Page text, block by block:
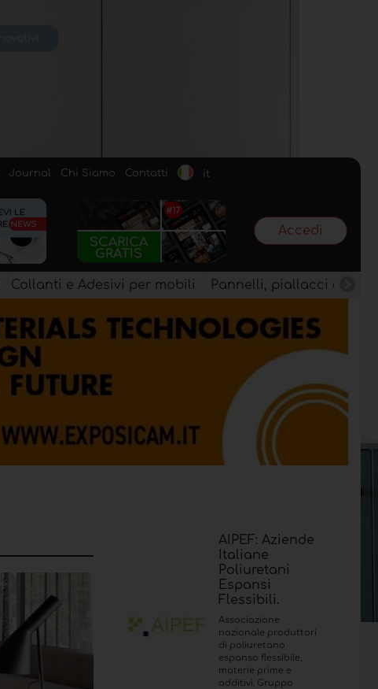
Journal Chi Siamo Contatti it
Accedi
Collanti e Adesivi per mobili Pannelli, piallacci e
AIPEF: Aziende
Italiane
Poliuretani
Espansi
Flessibili.
Associazione
nazionale produttori
di poliuretano
espanso flessibile,
materie prime e
additivi. Gruppo